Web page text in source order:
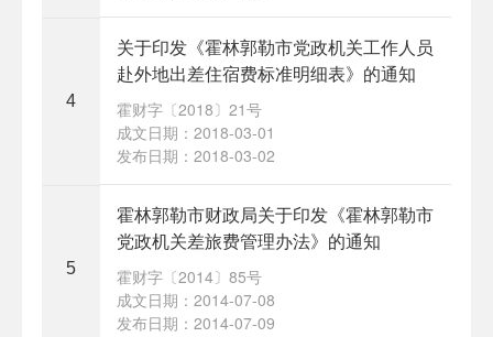
4
关于印发《霍林郭勒市党政机关工作人员
赴外地出差住宿费标准明细表》的通知
霍财字〔2018〕21号
成文日期：2018-03-01
发布日期：2018-03-02
5
霍林郭勒市财政局关于印发《霍林郭勒市
党政机关差旅费管理办法》的通知
霍财字〔2014〕85号
成文日期：2014-07-08
发布日期：2014-07-09